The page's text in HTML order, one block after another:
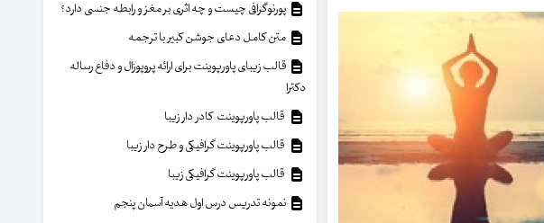
پورنوگرافی چیست و چه اثری بر مغز و رابطه جنسی دارد؟
متن کامل دعای جوشن کبیر با ترجمه
قالب زیبای پاورپوینت برای ارائه پروپوزال و دفاع رساله
دکترا
قالب پاورپوینت کادر دار زیبا
قالب پاورپوینت گرافیکی و طرح دار زیبا
قالب پاورپوینت گرافیکی زیبا
نمونه تدریس درس اول هدیه آسمان پنجم